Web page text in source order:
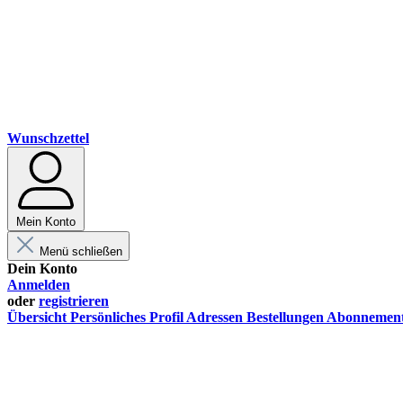
Wunschzettel
Mein Konto
Menü schließen
Dein Konto
Anmelden
oder registrieren
Übersicht Persönliches Profil Adressen Bestellungen